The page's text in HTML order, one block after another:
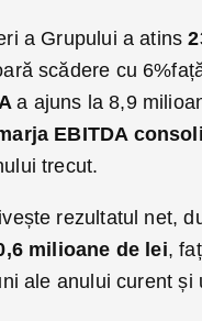
a Grupului a atins
scădere cu
a ajuns la 8,9
EBITDA
trecut.
rezultatul net,
milioane de lei,
ale anului curent